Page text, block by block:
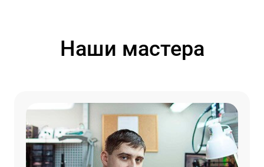
Наши мастера